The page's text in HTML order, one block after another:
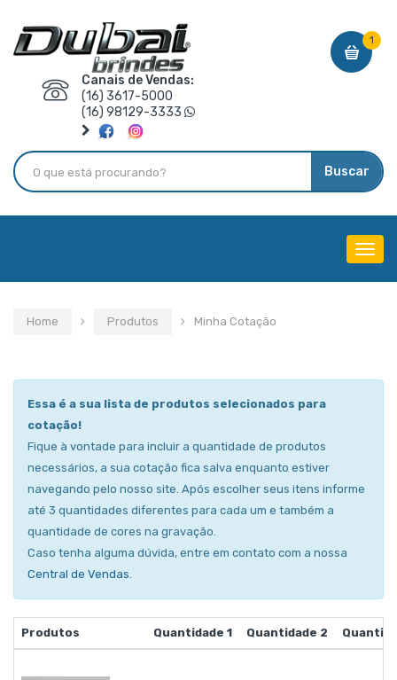
Canais de Vendas:
(16) 3617-5000
(16) 98129-3333
1
Buscar
Menu
Home
Produtos Minha Cotação
Essa é a sua lista de produtos selecionados para
cotação!
Fique à vontade para incluir a quantidade de produtos
necessários, a sua cotação fica salva enquanto estiver
navegando pelo nosso site. Após escolher seus itens informe
até 3 quantidades diferentes para cada um e também a
quantidade de cores na gravação.
Caso tenha alguma dúvida, entre em contato com a nossa
Central de Vendas.
Produtos Quantidade 1 Quantidade 2